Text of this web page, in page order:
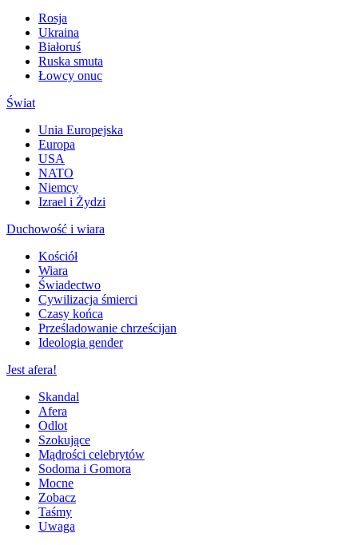
Rosja
Ukraina
Białoruś
Ruska smuta
Łowcy onuc
Świat
Unia Europejska
Europa
USA
NATO
Niemcy
Izrael i Żydzi
Duchowość i wiara
Kościół
Wiara
Świadectwo
Cywilizacja śmierci
Czasy końca
Prześladowanie chrześcijan
Ideologia gender
Jest afera!
Skandal
Afera
Odlot
Szokujące
Mądrości celebrytów
Sodoma i Gomora
Mocne
Zobacz
Taśmy
Uwaga